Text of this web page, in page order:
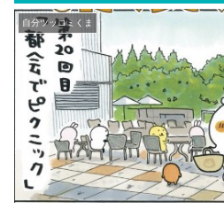
自分ツッコミくま